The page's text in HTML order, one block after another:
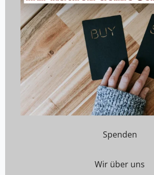
Spenden
Wir über uns